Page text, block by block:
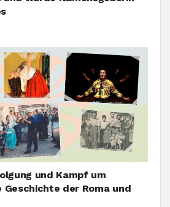
und Kampf um
Geschichte der Roma und